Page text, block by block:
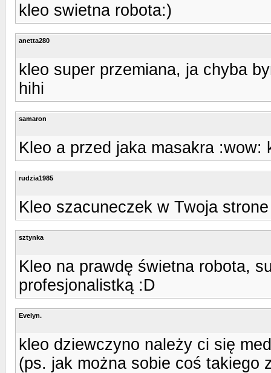
kleo swietna robota:)
anetta280
kleo super przemiana, ja chyba
hihi
samaron
Kleo a przed jaka masakra :wow:
rudzia1985
Kleo szacuneczek w Twoja
sztynka
Kleo na prawdę świetna robota,
profesjonalistką :D
Evelyn.
kleo dziewczyno należy ci się
(ps. jak można sobie coś takiego